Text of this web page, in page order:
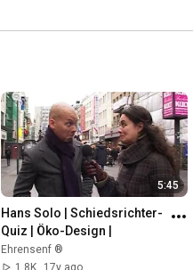
5:45
Hans Solo | Schiedsrichter-
Quiz | Öko-Design |
Ehrensenf ®